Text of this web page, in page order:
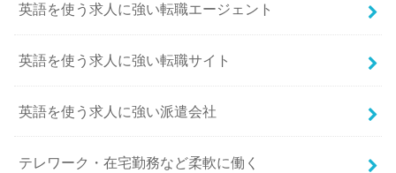
英語を使う求人に強い転職エージェント
英語を使う求人に強い転職サイト
英語を使う求人に強い派遣会社
テレワーク・在宅勤務など柔軟に働く